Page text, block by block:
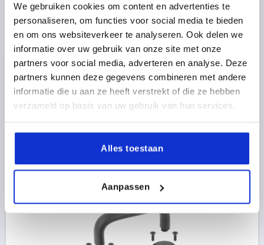
We gebruiken cookies om content en advertenties te
personaliseren, om functies voor social media te bieden
en om ons websiteverkeer te analyseren. Ook delen we
informatie over uw gebruik van onze site met onze
partners voor social media, adverteren en analyse. Deze
partners kunnen deze gegevens combineren met andere
informatie die u aan ze heeft verstrekt of die ze hebben
verzameld op basis van uw gebruik van hun services.
Alles toestaan
Aanpassen
BEUGELGREEP OVAAL, AFNEEMBAAR, A=128, L=163,
GEZWART
GATAFSTAND=128
MONTAGEGAT=M5X16
LENGTE=163
DRAAGKRACHT N =1000 A1=24
A2=7
B=35
B1=13 B2=21 D1=12 H=58 H1=8
Bestelnummer: K0204.12812001